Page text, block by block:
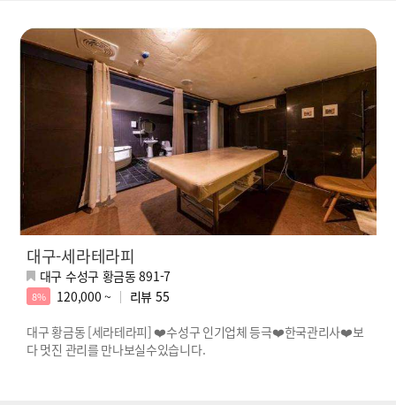
대구-세라테라피
대구 수성구 황금동 891-7
8% 120,000 ~ 리뷰 55
대구 황금동 [세라테라피] ❤️수성구 인기업체 등극❤️한국관리사❤️보
다 멋진 관리를 만나보실수있습니다.